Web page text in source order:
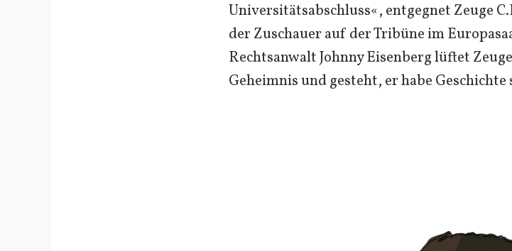
Universitätsabschluss«, entgegnet Zeuge
der Zuschauer auf der Tribüne im
Rechtsanwalt Johnny Eisenberg lüftet
Geheimnis und gesteht, er habe